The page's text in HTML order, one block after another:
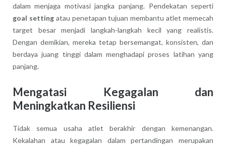
dalam menjaga motivasi jangka panjang. Pendekatan seperti
goal settingatau penetapan tujuan membantu atlet memecah
target besar menjadi langkah-langkah kecil yang realistis.
Dengan demikian, mereka tetap bersemangat, konsisten, dan
berdaya juang tinggi dalam menghadapi proses latihan yang
panjang.
Mengatasi Kegagalan dan
Meningkatkan Resiliensi
Tidak semua usaha atlet berakhir dengan kemenangan.
Kekalahan atau kegagalan dalam pertandingan merupakan